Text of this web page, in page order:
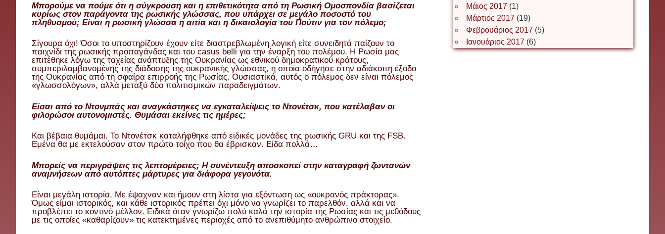
Μπορούμε να πούμε ότι η σύγκρουση και η επιθετικότητα από τη Ρωσική Ομοσπονδία βασίζεται
κυρίως στον παράγοντα της ρωσικής γλώσσας, που υπάρχει σε μεγάλο ποσοστό του
πληθυσμού; Είναι η ρωσική γλώσσα η αιτία και η δικαιολογία του Πούτιν για τον πόλεμο;
Σίγουρα όχι! Όσοι το υποστηρίζουν έχουν είτε διαστρεβλωμένη λογική είτε συνειδητά παίζουν το
παιχνίδι της ρωσικής προπαγάνδας και του casus belli για την έναρξη του πολέμου. Η Ρωσία μας
επιτέθηκε λόγω της ταχείας ανάπτυξης της Ουκρανίας ως εθνικού δημοκρατικού κράτους,
συμπεριλαμβανομένης της διάδοσης της ουκρανικής γλώσσας, η οποία οδήγησε στην αδιάκοπη έξοδο
της Ουκρανίας από τη σφαίρα επιρροής της Ρωσίας. Ουσιαστικά, αυτός ο πόλεμος δεν είναι πόλεμος
«γλωσσολόγων», αλλά μεταξύ δύο πολιτισμικών παραδειγμάτων.
Είσαι από το Ντονμπάς και αναγκάστηκες να εγκαταλείψεις το Ντονέτσκ, που κατέλαβαν οι
φιλορώσοι αυτονομιστές. Θυμάσαι εκείνες τις ημέρες;
Και βέβαια θυμάμαι. Το Ντονέτσκ καταλήφθηκε από ειδικές μονάδες της ρωσικής GRU και της FSB.
Εμένα θα με εκτελούσαν στον πρώτο τοίχο που θα έβρισκαν. Είδα πολλά…
Μπορείς να περιγράψεις τις λεπτομέρειες; Η συνέντευξη αποσκοπεί στην καταγραφή ζωντανών
αναμνήσεων από αυτόπτες μάρτυρες για διάφορα γεγονότα.
Είναι μεγάλη ιστορία. Με έψαχναν και ήμουν στη λίστα για εξόντωση ως «ουκρανός πράκτορας».
Όμως είμαι ιστορικός, και κάθε ιστορικός πρέπει όχι μόνο να γνωρίζει το παρελθόν, αλλά και να
προβλέπει το κοντινό μέλλον. Ειδικά όταν γνωρίζω πολύ καλά την ιστορία της Ρωσίας και τις μεθόδους
με τις οποίες «καθαρίζουν» τις κατεκτημένες περιοχές από το ανεπιθύμητο ανθρώπινο στοιχείο.
Інга Короткевич
Μάιος 2017 (1)
Μάρτιος 2017 (19)
Φεβρουάριος 2017 (5)
Ιανουάριος 2017 (6)